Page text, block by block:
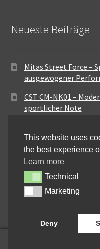
Neueste Beiträge
Mitas Street Force –
ausgewogener
CST CM-NK01 –
sportlicher Note
Maxxis MA-ST3 –
für vielseitige
Pirelli City Demon –
Alltag
Metzeler Perfect
Straßenperformance
This website uses
the best experience
Learn more
TechnicalTechnical
MarketingMarketing
Deny